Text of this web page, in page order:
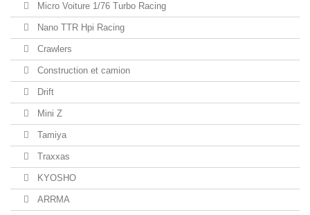
Micro Voiture 1/76 Turbo Racing
Nano TTR Hpi Racing
Crawlers
Construction et camion
Drift
Mini Z
Tamiya
Traxxas
KYOSHO
ARRMA